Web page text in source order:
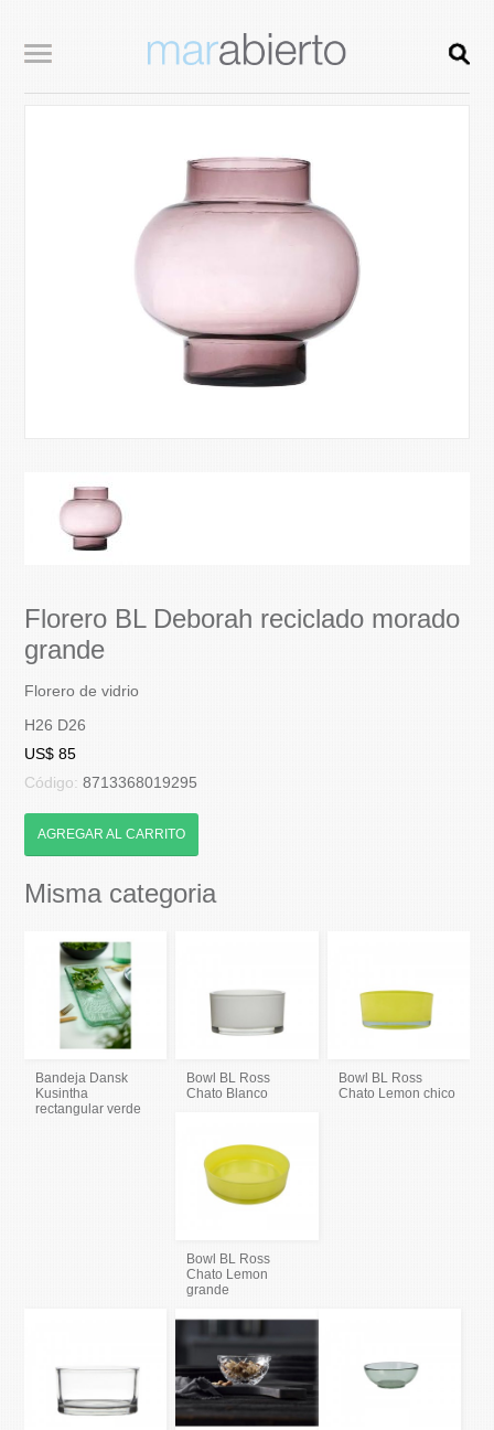
Florero BL Deborah reciclado morado
grande
Florero de vidrio
H26 D26
US$ 85
Código:8713368019295
AGREGAR AL CARRITO
Misma categoria
Bandeja Dansk
Kusintha
rectangular verde
Bowl BL Ross
Chato Blanco
Bowl BL Ross
Chato Lemon chico
Bowl BL Ross
Chato Lemon
grande